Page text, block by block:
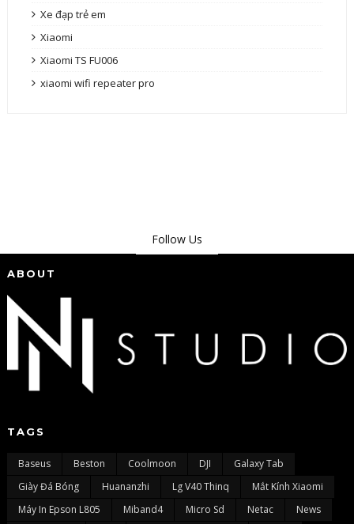
Xe đạp trẻ em
Xiaomi
Xiaomi TS FU006
xiaomi wifi repeater pro
Follow Us
ABOUT
TAGS
Baseus Beston Coolmoon DJI
Galaxy Tab
Giày Đá Bóng
Huananzhi Lg V40 Thinq
Mắt Kính Xiaomi
Máy In Epson L805
Miband4 Micro Sd Netac News